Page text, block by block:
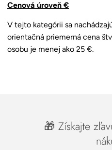
Cenová úroveň €
V tejto kategórii sa
orientačná priemerná cena
osobu je menej ako 25 €.
🎁 Získajte